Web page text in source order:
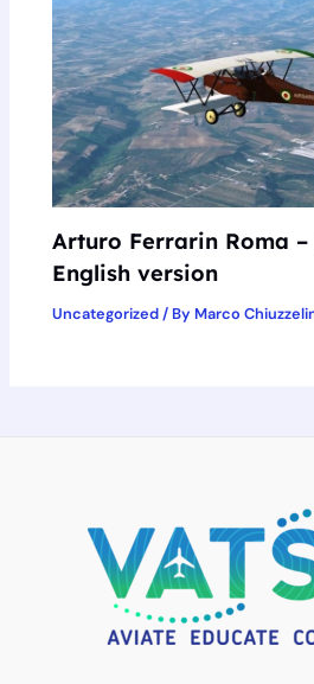
Arturo Ferrarin Roma
English version
Uncategorized/ By Marco